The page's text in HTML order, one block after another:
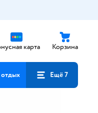
карта Корзина
Ещё 7